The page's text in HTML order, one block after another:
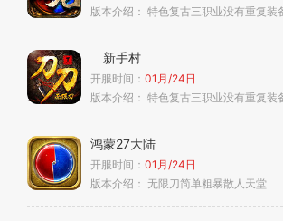
版本介绍： 特色复古三职业没有重复装备自由搭配
新手村
开服时间： 01月/24日
版本介绍： 特色复古三职业没有重复装备自由搭配
鸿蒙27大陆
开服时间： 01月/24日
版本介绍： 无限刀简单粗暴散人天堂